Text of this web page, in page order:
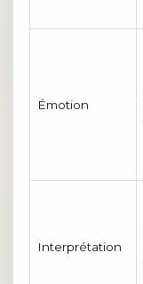
Émotion
Interprétation